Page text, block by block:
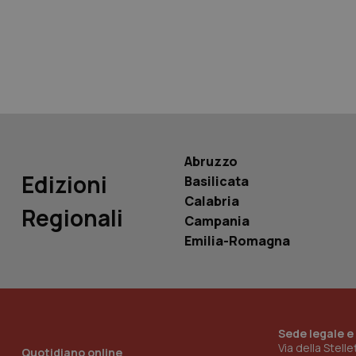
Edizioni
Regionali
Abruzzo
Basilicata
Calabria
Campania
Emilia-Romagna
Quotidiano online
Sede legale
Via della
_ga_KM60CM4NPH